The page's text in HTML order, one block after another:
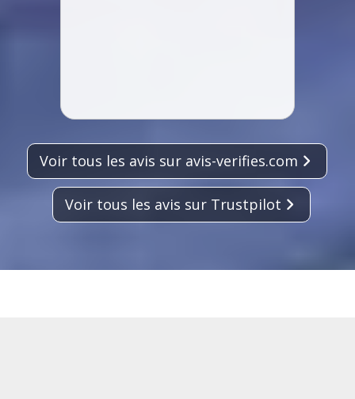
Voir tous les avis sur avis-verifies.com
Voir tous les avis sur Trustpilot